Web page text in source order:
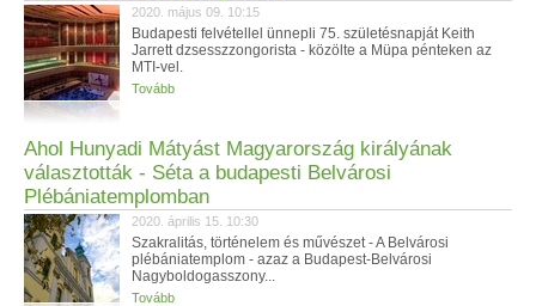
2020. május 09. 10:15
Budapesti felvétellel ünnepli 75. születésnapját Keith
Jarrett dzsesszzongorista - közölte a Müpa pénteken az
MTI-vel.
Tovább
Ahol Hunyadi Mátyást Magyarország királyának
választották - Séta a budapesti Belvárosi
Plébániatemplomban
2020. április 15. 10:30
Szakralitás, történelem és művészet - A Belvárosi
plébániatemplom - azaz a Budapest-Belvárosi
Nagyboldogasszony...
Tovább